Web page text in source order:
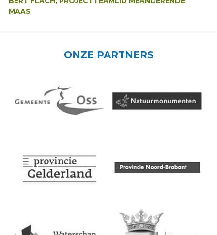
MAAS
ONZE PARTNERS